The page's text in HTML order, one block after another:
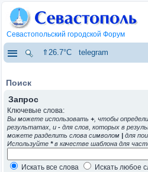
Севастопольский городской Форум
⇑26.7°C telegram
Поиск
Запрос
Ключевые слова:
Вы можете использовать +, чтобы
результатах, и - для слов, которых в
можете разделить слова символом | для
Используйте *в качестве шаблона для
Искать все слова
Искать любое